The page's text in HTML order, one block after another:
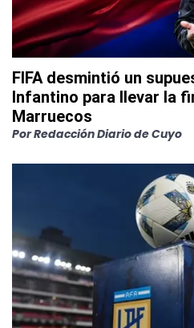
FIFA desmintió un
Infantino para llevar la
Marruecos
PorRedacción Diario de Cuyo